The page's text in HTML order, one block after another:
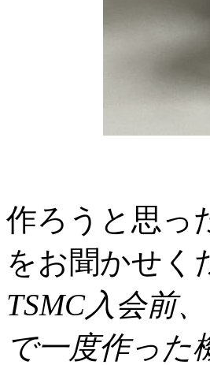
作ろうと思っ
をお聞かせく
TSMC入会前
で一度作った